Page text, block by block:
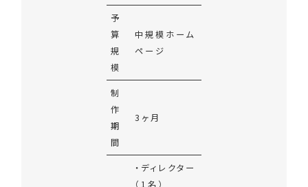
予
算
規
模
中規模ホーム
ページ
制
作
期
間
3ヶ月
・ディレクター
（1名）